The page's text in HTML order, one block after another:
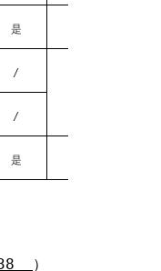
是
/
/
是
）